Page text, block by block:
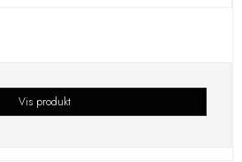
Vis produkt